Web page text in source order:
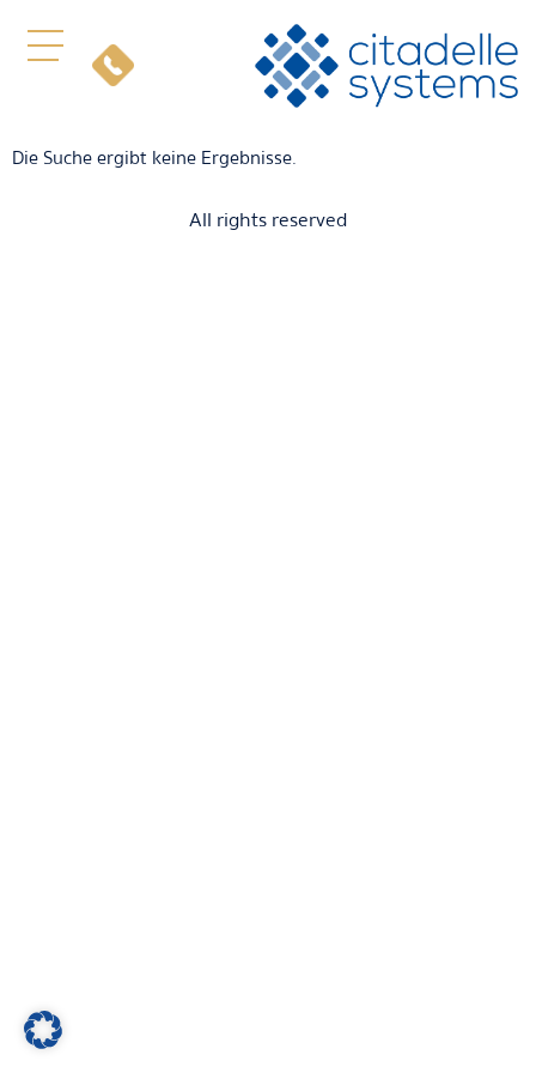
Die Suche ergibt keine Ergebnisse.
All rights reserved